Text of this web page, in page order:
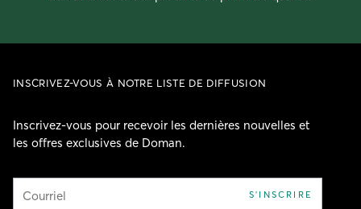
INSCRIVEZ-VOUS À NOTRE LISTE DE DIFFUSION
Inscrivez-vous pour recevoir les dernières nouvelles et
les offres exclusives de Doman.
Courriel S'INSCRIRE